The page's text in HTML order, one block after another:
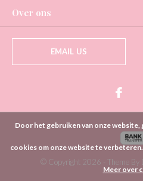
Over ons
EMAIL US
© Copyright 2026 - Theme By
Door het gebruiken van onze
cookies om onze website te
Meer over